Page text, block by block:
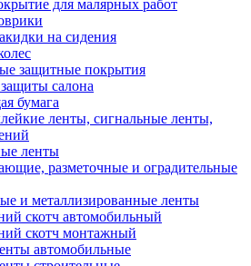
для малярных работ
на сидения
защитные покрытия
салона
бумага
ленты, сигнальные ленты,
ленты
разметочные и оградительные
и металлизированные ленты
скотч автомобильный
скотч монтажный
автомобильные